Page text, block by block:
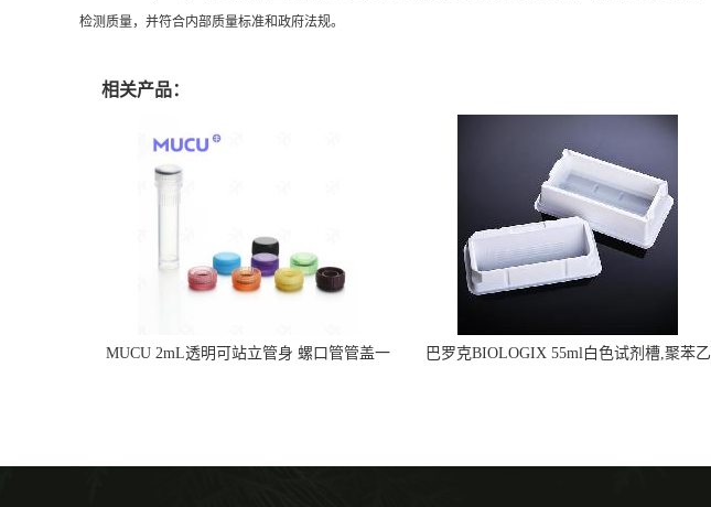
检测质量，并符合内部质量标准和政府法规。
相关产品：
MUCU 2mL透明可站立管身 螺口管管盖一
巴罗克BIOLOGIX 55ml白色试剂槽,聚苯乙